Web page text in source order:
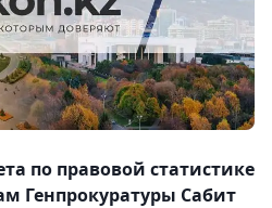
по правовой статистике
Генпрокуратуры Сабит